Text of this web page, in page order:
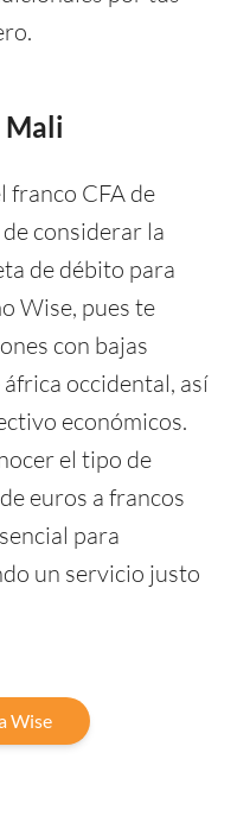
Mali
franco CFA de
considerar la
de débito para
Wise, pues te
con bajas
occidental, así
económicos.
el tipo de
euros a francos
para
un servicio justo
Wise